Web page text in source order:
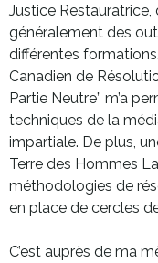
Justice
généralement des
différentes
Canadien de
Partie Neutre” m’a
techniques de la
impartiale. De plus,
Terre des Hommes
méthodologies de
en place de cercles
C’est auprès de ma